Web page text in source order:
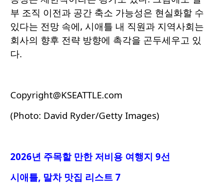
부 조직 이전과 공간 축소 가능성은 현실화할 수
있다는 전망 속에, 시애틀 내 직원과 지역사회는
회사의 향후 전략 방향에 촉각을 곤두세우고 있
다.
Copyright@KSEATTLE.com
(Photo: David Ryder/Getty Images)
2026년 주목할 만한 저비용 여행지 9선
시애틀, 말차 맛집 리스트 7